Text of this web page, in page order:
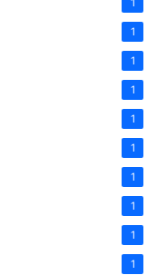
1
1
1
1
1
1
1
1
1
1